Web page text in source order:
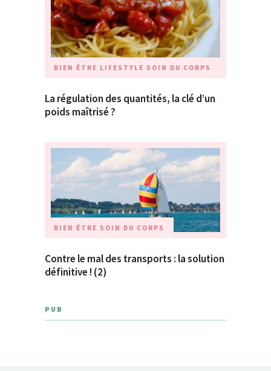
BIEN ÊTRE LIFESTYLE SOIN DU CORPS
La régulation des quantités, la clé d’un
poids maîtrisé ?
BIEN ÊTRE SOIN DU CORPS
Contre le mal des transports : la solution
définitive ! (2)
PUB